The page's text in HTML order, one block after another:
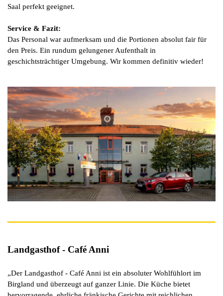
Saal perfekt geeignet.
Service & Fazit:
Das Personal war aufmerksam und die Portionen absolut fair für
den Preis. Ein rundum gelungener Aufenthalt in
geschichtsträchtiger Umgebung. Wir kommen definitiv wieder!
Landgasthof - Café Anni
„Der Landgasthof - Café Anni ist ein absoluter Wohlfühlort im
Birgland und überzeugt auf ganzer Linie. Die Küche bietet